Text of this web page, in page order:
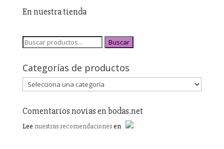
En nuestra tienda
Buscar
Categorías de productos
Comentarios novias en bodas.net
Lee nuestras recomendacionesen